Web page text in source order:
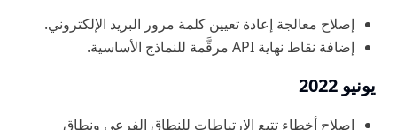
إصلاح معالجة إعادة تعيين كلمة مرور البريد الإلكتروني.
إضافة نقاط نهاية API مرقَّمة للنماذج الأساسية.
يونيو 2022
إصلاح أخطاء تتبع الارتباطات للنطاق الفرعي ونطاق